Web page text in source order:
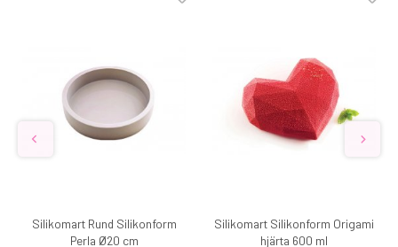
Silikomart Rund Silikonform
Perla Ø20 cm
Silikomart Silikonform Origami
hjärta 600 ml